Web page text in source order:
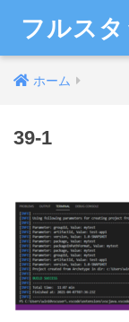
フルス
ホーム
39-1